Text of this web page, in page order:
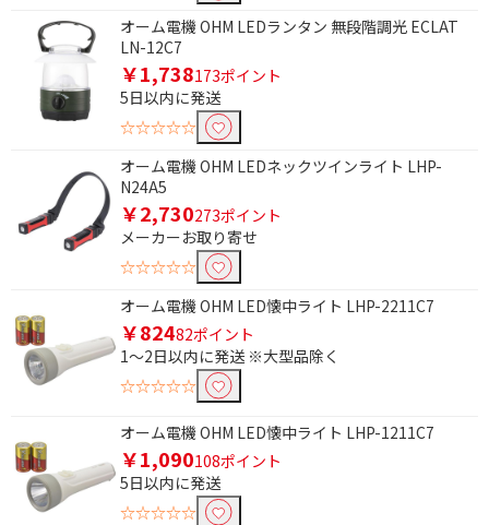
オーム電機 OHM LEDランタン 無段階調光 ECLAT
LN-12C7
￥1,738173ポイント
5日以内に発送
☆☆☆☆☆
オーム電機 OHM LEDネックツインライト LHP-
N24A5
￥2,730273ポイント
メーカーお取り寄せ
☆☆☆☆☆
オーム電機 OHM LED懐中ライト LHP-2211C7
￥82482ポイント
1～2日以内に発送 ※大型品除く
☆☆☆☆☆
オーム電機 OHM LED懐中ライト LHP-1211C7
￥1,090108ポイント
5日以内に発送
☆☆☆☆☆